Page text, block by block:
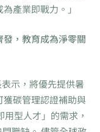
產業即戰力。」
，教育成為淨零關
示，將優先提供暑
碳管理認證補助與
型人才」的需求，